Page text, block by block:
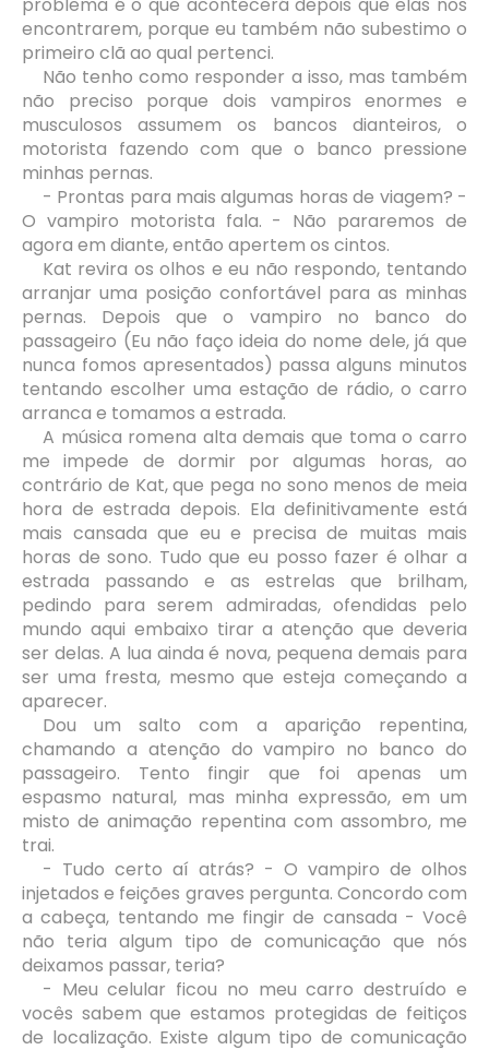
encontrarem, porque eu também não subestimo o
primeiro clã ao qual pertenci.
Não tenho como responder a isso, mas também
não preciso porque dois vampiros enormes e
musculosos assumem os bancos dianteiros, o
motorista fazendo com que o banco pressione
minhas pernas.
- Prontas para mais algumas horas de viagem? -
O vampiro motorista fala. - Não pararemos de
agora em diante, então apertem os cintos.
Kat revira os olhos e eu não respondo, tentando
arranjar uma posição confortável para as minhas
pernas. Depois que o vampiro no banco do
passageiro (Eu não faço ideia do nome dele, já que
nunca fomos apresentados) passa alguns minutos
tentando escolher uma estação de rádio, o carro
arranca e tomamos a estrada.
A música romena alta demais que toma o carro
me impede de dormir por algumas horas, ao
contrário de Kat, que pega no sono menos de meia
hora de estrada depois. Ela definitivamente está
mais cansada que eu e precisa de muitas mais
horas de sono. Tudo que eu posso fazer é olhar a
estrada passando e as estrelas que brilham,
pedindo para serem admiradas, ofendidas pelo
mundo aqui embaixo tirar a atenção que deveria
ser delas. A lua ainda é nova, pequena demais para
ser uma fresta, mesmo que esteja começando a
aparecer.
Dou um salto com a aparição repentina,
chamando a atenção do vampiro no banco do
passageiro. Tento fingir que foi apenas um
espasmo natural, mas minha expressão, em um
misto de animação repentina com assombro, me
trai.
- Tudo certo aí atrás? - O vampiro de olhos
injetados e feições graves pergunta. Concordo com
a cabeça, tentando me fingir de cansada - Você
não teria algum tipo de comunicação que nós
deixamos passar, teria?
- Meu celular ficou no meu carro destruído e
vocês sabem que estamos protegidas de feitiços
de localização. Existe algum tipo de comunicação